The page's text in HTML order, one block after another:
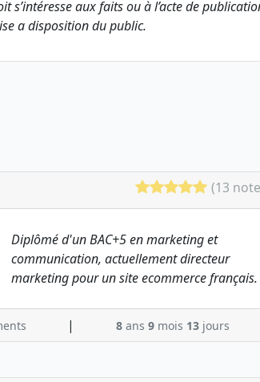
s’intéresse aux faits ou à l’acte de
a disposition du public.
(13
Diplômé d'un BAC+5 en marketing et
communication, actuellement directeur
marketing pour un site ecommerce français.
| 8ans 9mois 13jours